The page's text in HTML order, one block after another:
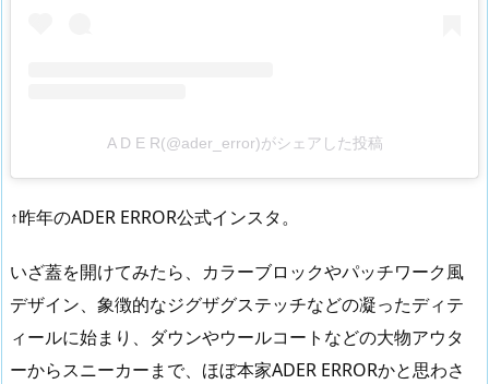
A D E R(@ader_error)がシェアした投稿
↑昨年のADER ERROR公式インスタ。
いざ蓋を開けてみたら、カラーブロックやパッチワーク風
デザイン、象徴的なジグザグステッチなどの凝ったディテ
ィールに始まり、ダウンやウールコートなどの大物アウタ
ーからスニーカーまで、ほぼ本家ADER ERRORかと思わさ